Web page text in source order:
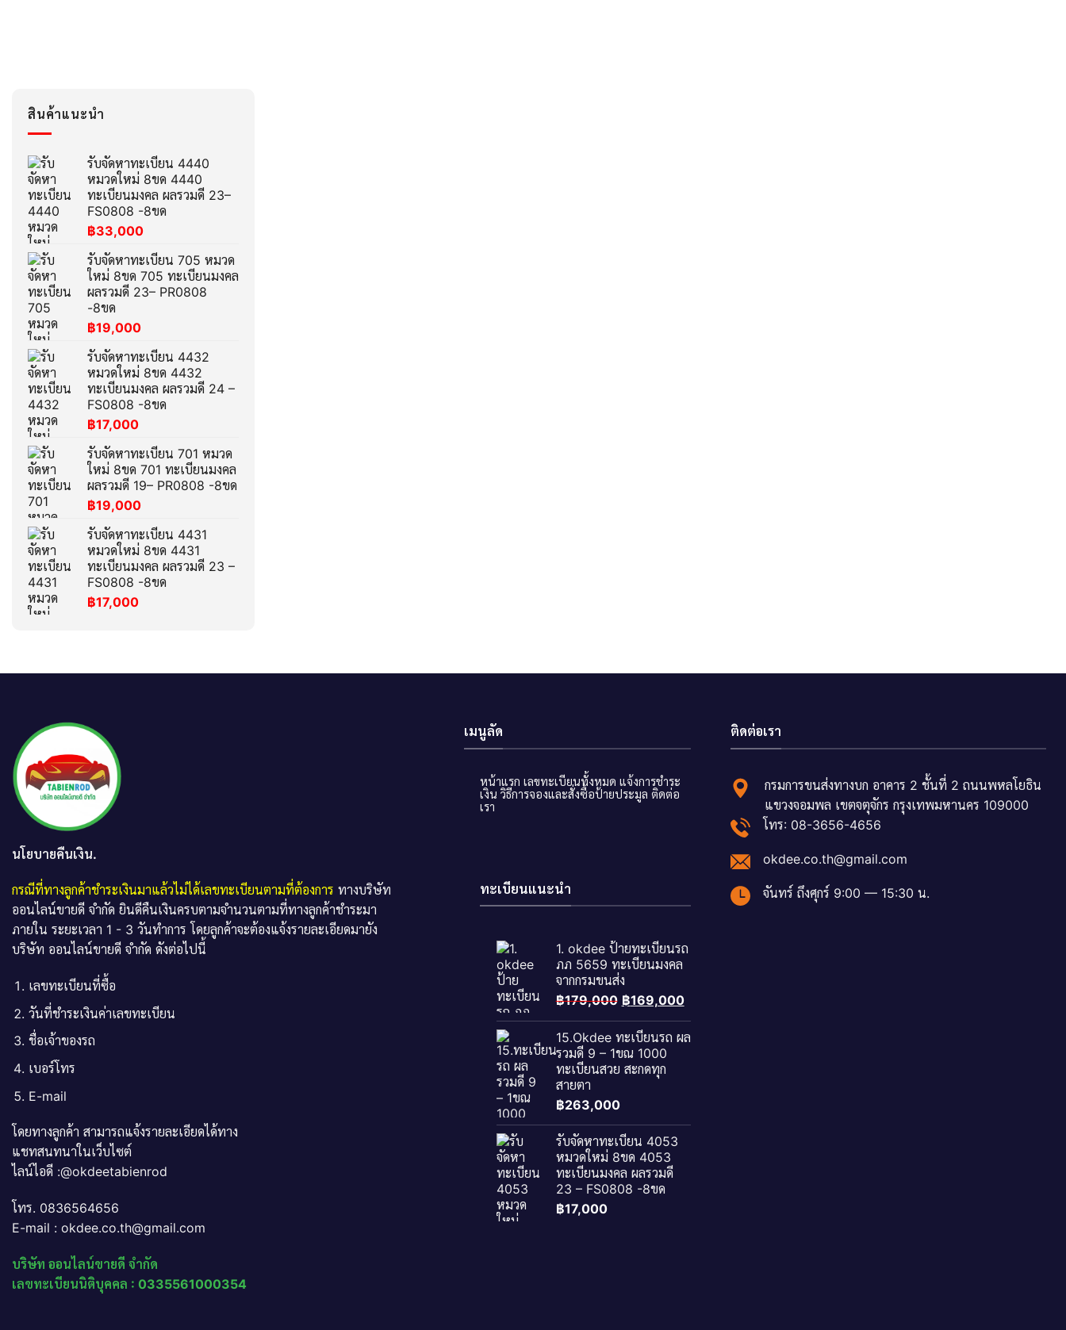
สินค้าแนะนำ
รับจัดหาทะเบียน 4440
หมวดใหม่ 8ขด 4440
ทะเบียนมงคล ผลรวมดี 23–
FS0808 -8ขด
฿33,000
รับจัดหาทะเบียน 705 หมวด
ใหม่ 8ขด 705 ทะเบียนมงคล
ผลรวมดี 23– PR0808
-8ขด
฿19,000
รับจัดหาทะเบียน 4432
หมวดใหม่ 8ขด 4432
ทะเบียนมงคล ผลรวมดี 24 –
FS0808 -8ขด
฿17,000
รับจัดหาทะเบียน 701 หมวด
ใหม่ 8ขด 701 ทะเบียนมงคล
ผลรวมดี 19– PR0808 -8ขด
฿19,000
รับจัดหาทะเบียน 4431
หมวดใหม่ 8ขด 4431
ทะเบียนมงคล ผลรวมดี 23 –
FS0808 -8ขด
฿17,000
นโยบายคืนเงิน.
กรณีที่ทางลูกค้าชำระเงินมาแล้วไม่ได้เลขทะเบียนตามที่ต้องการ ทางบริษัท
ออนไลน์ขายดี จำกัด ยินดีคืนเงินครบตามจำนวนตามที่ทางลูกค้าชำระมา
ภายใน ระยะเวลา 1 - 3 วันทำการ โดยลูกค้าจะต้องแจ้งรายละเอียดมายัง
บริษัท ออนไลน์ขายดี จำกัด ดังต่อไปนี้
เลขทะเบียนที่ซื้อ
วันที่ชำระเงินค่าเลขทะเบียน
ชื่อเจ้าของรถ
เบอร์โทร
E-mail
โดยทางลูกค้า สามารถแจ้งรายละเอียดได้ทาง
แชทสนทนาในเว็บไซต์
ไลน์ไอดี :@okdeetabienrod
โทร. 0836564656
E-mail : okdee.co.th@gmail.com
บริษัท ออนไลน์ขายดี จำกัด
เลขทะเบียนนิติบุคคล : 0335561000354
เมนูลัด
หน้าแรก เลขทะเบียนทั้งหมด แจ้งการชำระ
เงิน วิธีการจองและสั่งซื้อป้ายประมูล ติดต่อ
เรา
ทะเบียนแนะนำ
1. okdee ป้ายทะเบียนรถ
ภภ 5659 ทะเบียนมงคล
จากกรมขนส่ง
฿179,000 Original
was:
฿179,000.
฿169,000Current
is:
15.Okdee ทะเบียนรถ ผล
รวมดี 9 – 1ขณ 1000
ทะเบียนสวย สะกดทุก
สายตา
฿263,000
รับจัดหาทะเบียน 4053
หมวดใหม่ 8ขด 4053
ทะเบียนมงคล ผลรวมดี
23 – FS0808 -8ขด
฿17,000
ติดต่อเรา
กรมการขนส่งทางบก อาคาร 2 ชั้นที่ 2 ถนนพหลโยธิน
แขวงจอมพล เขตจตุจักร กรุงเทพมหานคร 109000
โทร: 08-3656-4656
okdee.co.th@gmail.com
จันทร์ ถึงศุกร์ 9:00 — 15:30 น.